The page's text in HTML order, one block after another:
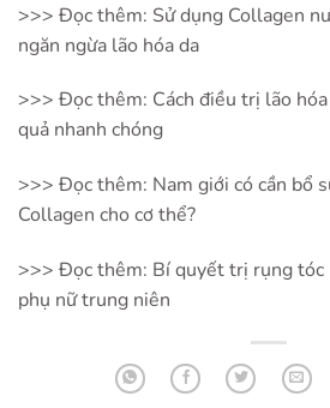
>>> Đọc thêm: Sử dụng Collagen
ngăn ngừa lão hóa da
>>> Đọc thêm: Cách điều trị lão
quả nhanh chóng
>>> Đọc thêm: Nam giới có cần bổ
Collagen cho cơ thể?
>>> Đọc thêm: Bí quyết trị rụng tóc
phụ nữ trung niên